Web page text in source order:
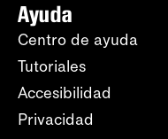
Ayuda
Centro de ayuda
Tutoriales
Accesibilidad
Privacidad